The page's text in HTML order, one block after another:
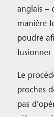
anglais –
manière
poudre
fusionner
Le
proches
pas